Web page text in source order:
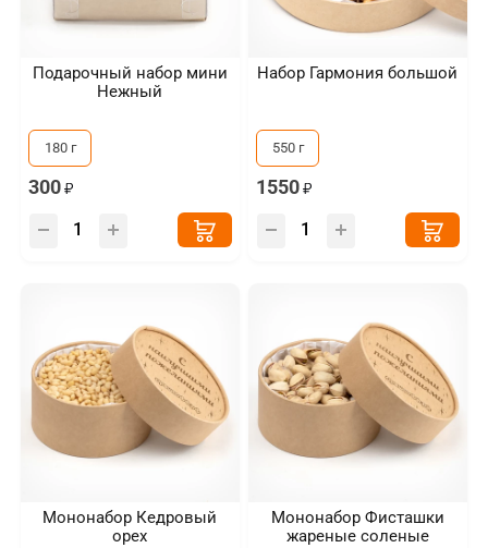
Подарочный набор мини
Нежный
180 г
300
Набор Гармония большой
550 г
1550
Мононабор Кедровый
орех
Мононабор Фисташки
жареные соленые